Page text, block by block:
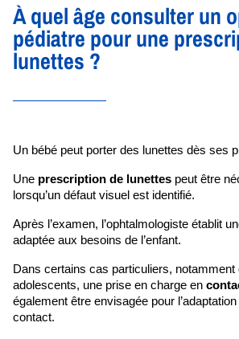
À quel âge consulter un
pédiatre pour une
lunettes ?
Un bébé peut porter des lunettes dès ses
Une prescription de lunettes peut être
lorsqu’un défaut visuel est identifié.
Après l’examen, l’ophtalmologiste établit
adaptée aux besoins de l’enfant.
Dans certains cas particuliers, notamment
adolescents, une prise en charge en
également être envisagée pour
contact.